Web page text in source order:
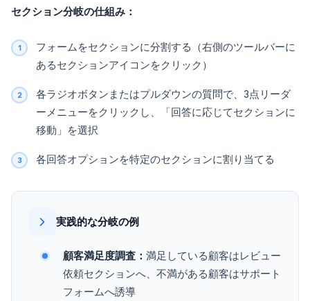
セクション分岐の仕組み：
フォームをセクションに分割する（右側のツールバーに
あるセクションアイコンをクリック）
各ラジオボタンまたはプルダウンの質問で、3点リーダ
ーメニューをクリックし、「回答に応じてセクションに
移動」を選択
各回答オプションを特定のセクションに割り当てる
実践的な分岐の例
顧客満足度調査： 満足している顧客はレビュー
依頼セクションへ、不満がある顧客はサポート
フォームへ誘導